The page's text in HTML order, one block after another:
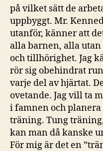
på vilket sätt de
uppbyggt. Mr.
utanför, känner att
alla barnen, alla
och tillhörighet. Jag
rör sig obehindrat
varje del av hjärtat.
ovetande. Jag vill ta
i famnen och
träning. Tung
kan man då kanske
För mig är det en